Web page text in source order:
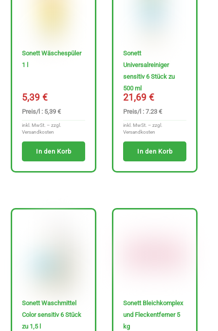
Sonderangebote
s
Sonett Wäschespüler
1 l
5,39€
Preis/l : 5,39 €
inkl. MwSt. – zzgl.
Versandkosten
In den Korb
Sonett
Universalreiniger
sensitiv 6 Stück zu
500 ml
21,69€
Preis/l : 7.23 €
inkl. MwSt. – zzgl.
Versandkosten
In den Korb
Sonett Waschmittel
Color sensitiv 6 Stück
zu 1,5 l
Sonett Bleichkomplex
und Fleckentferner 5
kg